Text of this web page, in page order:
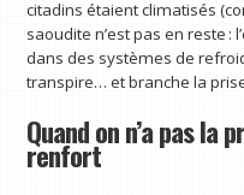
citadins étaient climatisés
saoudite n’est pas en reste :
dans des systèmes de
transpire… et branche la
Quand on n’a pas la
renfort